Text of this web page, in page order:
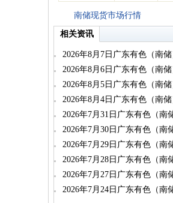
南储现货市场行情
相关资讯
2026年8月7日广东有色（南
2026年8月6日广东有色（南
2026年8月5日广东有色（南
2026年8月4日广东有色（南
2026年7月31日广东有色（南
2026年7月30日广东有色（南
2026年7月29日广东有色（南
2026年7月28日广东有色（南
2026年7月27日广东有色（南
2026年7月24日广东有色（南